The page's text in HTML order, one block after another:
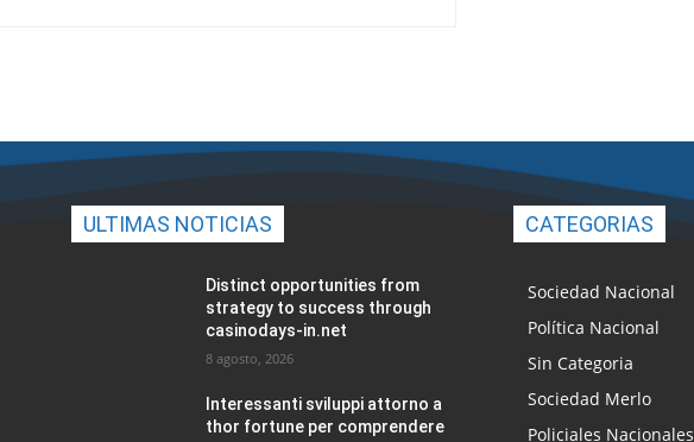
ULTIMAS NOTICIAS
Distinct opportunities from
strategy to success through
casinodays-in.net
8 agosto, 2026
Interessanti sviluppi attorno a
thor fortune per comprendere
CATEGORIAS
Sociedad Nacional
Política Nacional
Sin Categoria
Sociedad Merlo
Policiales Nacionales